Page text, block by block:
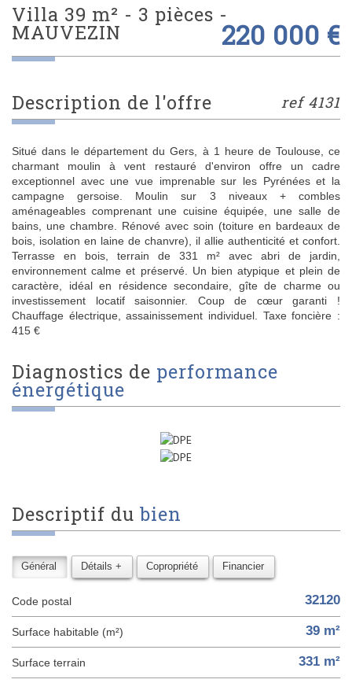
villa 39 m² - 3 pièces -
MAUVEZIN 220 000 €
description de l'offre ref 4131
Situé dans le département du Gers, à 1 heure de Toulouse, ce
charmant moulin à vent restauré d'environ offre un cadre
exceptionnel avec une vue imprenable sur les Pyrénées et la
campagne gersoise. Moulin sur 3 niveaux + combles
aménageables comprenant une cuisine équipée, une salle de
bains, une chambre. Rénové avec soin (toiture en bardeaux de
bois, isolation en laine de chanvre), il allie authenticité et confort.
Terrasse en bois, terrain de 331 m² avec abri de jardin,
environnement calme et préservé. Un bien atypique et plein de
caractère, idéal en résidence secondaire, gîte de charme ou
investissement locatif saisonnier. Coup de cœur garanti !
Chauffage électrique, assainissement individuel. Taxe foncière :
415 €
diagnostics de performance
énergétique
descriptif du bien
Général Détails + Copropriété Financier
Code postal 32120
Surface habitable (m²) 39 m²
surface terrain 331 m²